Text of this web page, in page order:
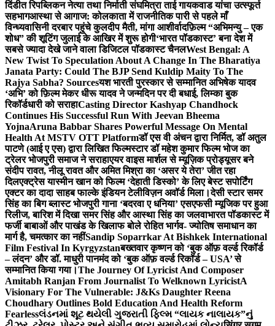
दिंडीत रिपब्लिकन नेत्या तथा निर्माती संघमित्रा ताई गायकवाड यांचा उत्स्फूर्त
सहभागआस्था से आगाज: कोलकाता में राजनीतिक पारी से पहले माँ
विन्ध्यवासिनी दरबार पहुंचे कुलदीप मैती, मांगा आशीर्वादफ़िल्म “अभिमन्यु – एक
शोध” की शूटिंग जुलाई के आखिर में शुरू होगी‘भारत पॉडकास्ट’ बना देश में
सबसे ज्यादा देखे जाने वाला डिजिटल पॉडकास्ट चैनलWest Bengal: A
New Twist To Speculation About A Change In The Bharatiya
Janata Party: Could The BJP Send Kuldip Maity To The
Rajya Sabha? Sourcesयश भारती पुरस्कार से सम्मानित अभिषेक यादव
‘अभि’ को फ़िल्म मेकर धीरू यादव ने जन्मदिन पर दी बधाई, लिम्का बुक
रिकॉर्डधारी को सराहाCasting Director Kashyap Chandhock
Continues His Successful Run With Jeevan Bheema
YojnaAruna Babbar Shares Powerful Message On Mental
Health At MSTV OTT Platformडॉ एस वी अंचन द्वारा निर्मित, डॉ अतुल
पाटणे (आई ए एस) द्वारा लिखित फिल्मस्टार डॉ महेश कुमार फिल्म भोज का
ट्रेलर भोजपुरी समाज ने सराहाएयर वाइस मार्शल से म्यूज़िक प्रोड्यूसर बने
संदीप रावत, नीलू रावत और अमित मिश्रा का ‘असर ये तेरा’ जीत रहा
दिलएक्ट्रेस यास्मीन खान को फिल्म ‘देहाती डिस्को’ के लिए बेस्ट सपोर्टिंग
एक्टर का दादा साहब फाल्के इंडियन टेलीविज़न अवॉर्ड मिला।देसी स्टार समर
सिंह का बिग ब्लास्ट भोजपुरी गाना ‘बदरवा ए धनिया’ एसएफसी म्यूजिक पर हुआ
रिलीज, बारिश में दिखा समर सिंह और आस्था सिंह का जलवाभारत पॉडकास्ट में
फर्जी बाबाओं और पाखंड के खिलाफ बोले रोहित भार्गव- ज्योतिष समाधान का
मार्ग है, चमत्कार का नहींSandip Soparrkar At Bishkek International
Film Festival In Kyrgyzstanबख्तवार कृष्णन को ‘बुक ऑफ़ वर्ल्ड रिकॉर्ड
– लंदन’ और डॉ. माधुरी पानमंद को ‘बुक ऑफ़ वर्ल्ड रिकॉर्ड – USA’ से
सम्मानित किया गया।The Journey Of Lyricist And Composer
Amitabh Ranjan From Journalist To Welknown LyricistA
Visionary For The Vulnerable: J&Ks Daughter Reena
Choudhary Outlines Bold Education And Health Reform
Fearlessલંડનમાં શૂટ થયેલી ગુજરાતી ફિલ્મ “લાયક નાલાયક”નું